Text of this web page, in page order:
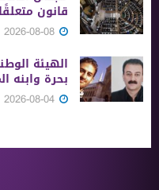
قانون متعلقًا
الهيئة
بحرة وابنه